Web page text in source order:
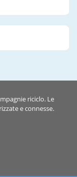
riciclo. Le
e connesse.